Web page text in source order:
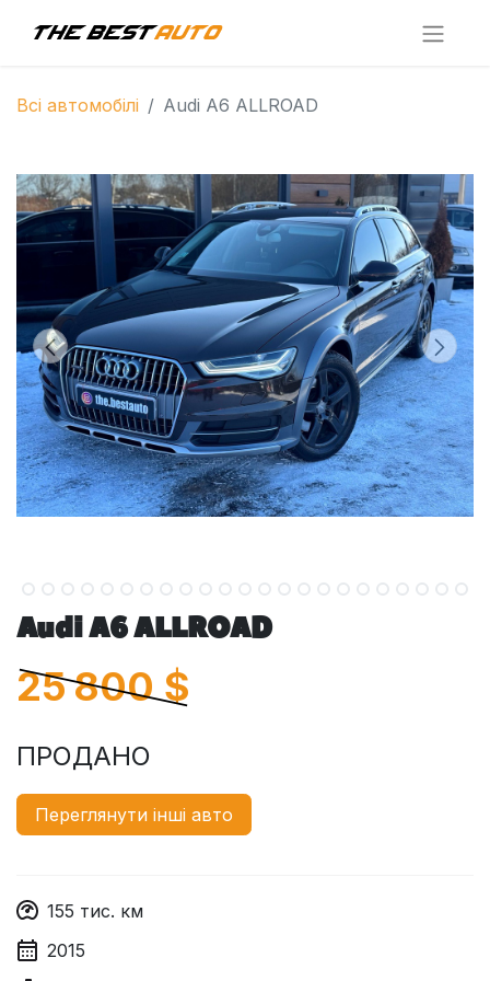
Всі автомобілі Audi A6 ALLROAD
Audi A6 ALLROAD
25 800$
ПРОДАНО
Переглянути інші авто
155 тис. км
2015